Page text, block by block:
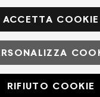
Facebook
MAV Arreda s.r.l. | P.IVA
2 | Milano - pec
ACCETTA COOKIE
RIFIUTO COOKIE